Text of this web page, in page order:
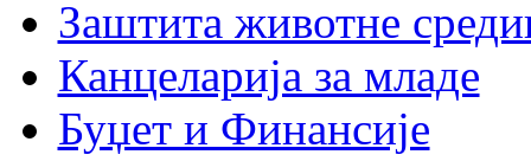
Заштита животне
Канцеларија за младе
Буџет и Финансије